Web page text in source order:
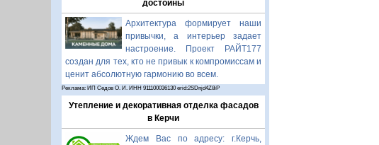
достойны
Архитектура формирует наши
привычки, а интерьер задает
настроение. Проект РАЙТ177
создан для тех, кто не привык к компромиссам и
ценит абсолютную гармонию во всем.
Реклама: ИП Седов О. И. ИНН 911100036130 erid:2SDnjd4Z8iP
Утепление и декоративная отделка фасадов
в Керчи
Ждем Вас по адресу: г.Керчь,